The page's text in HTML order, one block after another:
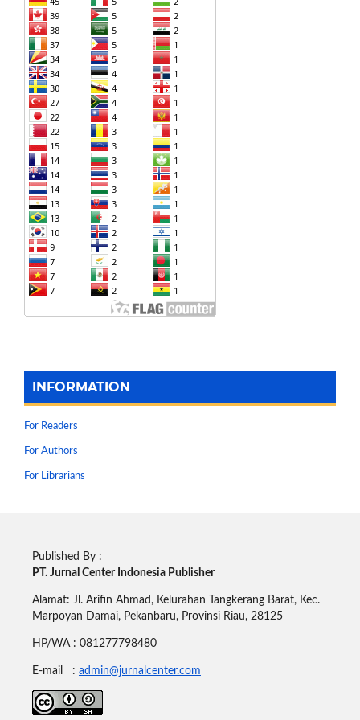
INFORMATION
For Readers
For Authors
For Librarians
Published By :
PT. Jurnal Center Indonesia Publisher
Alamat: Jl. Arifin Ahmad, Kelurahan Tangkerang Barat, Kec.
Marpoyan Damai, Pekanbaru, Provinsi Riau, 28125
HP/WA : 081277798480
E-mail : admin@jurnalcenter.com